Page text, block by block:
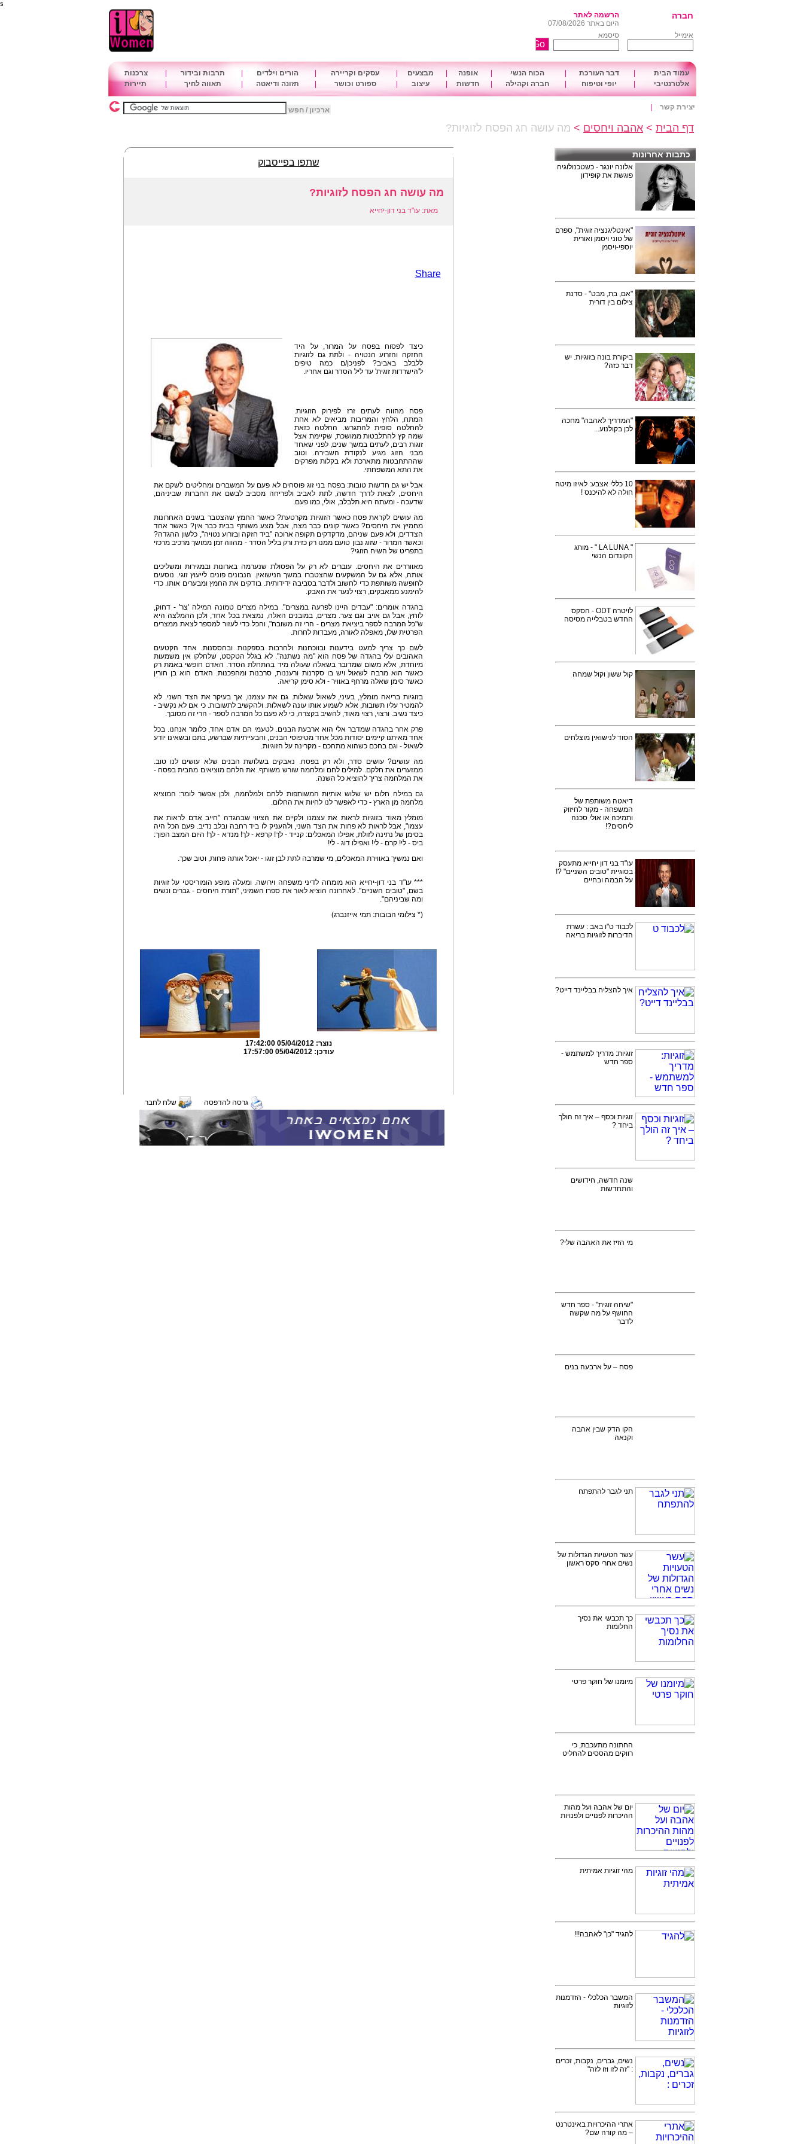
s
חברה
הרשמה לאתר
היום באתר 07/08/2026
אימייל
סיסמא
עמוד הבית דבר העורכת הכוח הנשי אופנה מבצעים עסקים וקריירה הורים וילדים תרבות ובידור
צרכנות
אלטרנטיבי
יופי וטיפוח חברה וקהילה חדשות עיצוב ספורט וכושר תזונה ודיאטה תאווה לחיך תיירות
יצירת קשר ארכיון / חפש
דף הבית > אהבה ויחסים > מה עושה חג הפסח לזוגיות?
כתבות אחרונות
אלונה יונגר - כשטכנולוגיה
פוגשת את קופידון
"אינטליגנציה זוגית", ספרם
של טוני ויסמן ואורית
יוספי-ויסמן
"אם, בת, מבט" - סדנת
צילום בין דורית
ביקורת בונה בזוגיות. יש
דבר כזה?
"המדריך לאהבה" מחכה
לכן בקולנוע...
10 כללי אצבע: לאיזו מיטה
חולה לא להיכנס !
" LA LUNA " - מותג
הקונדום הנשי
לויטרה ODT - הסקס
החדש בטבלייה מסיסה
קול ששון וקול שמחה
הסוד לנישואין מוצלחים
דיאטה משותפת של
המשפחה - מקור לחיזוק
ותמיכה או אולי סכנה
ליחסים?!
עו"ד בני דון יחייא מתעסק
בסוגיית "טובים השניים" ?!
על הבמה ובחיים
לכבוד ט"ו באב : עשרת
הדיברות לזוגיות בריאה
איך להצליח בבליינד דייט?
זוגיות: מדריך למשתמש -
ספר חדש
זוגיות וכסף – איך זה הולך
ביחד ?
שנה חדשה, חידושים
והתחדשות
מי הזיז את האהבה שלי?
"שיחה זוגית" - ספר חדש
החושף על מה שקשה
לדבר
פסח – על ארבעה בנים
הקו הדק שבין אהבה
וקנאה
תני לגבר להתפתח
עשר הטעויות הגדולות של
נשים אחרי סקס ראשון
כך תכבשי את נסיך
החלומות
מיומנו של חוקר פרטי
החתונה מתעכבת, כי
רווקים מהססים להחליט
יום של אהבה ועל מהות
ההיכרות לפנויים ולפנויות
מהי זוגיות אמיתית
להגיד "כן" לאהבה!!!
המשבר הכלכלי - הזדמנות
לזוגיות
נשים, גברים, נקבות, זכרים
: "זה לזו וזו לזה"
אתרי ההיכרויות באינטרנט
– מה קורה שם?
שתפו בפייסבוק
מה עושה חג הפסח לזוגיות?
מאת: עו"ד בני דון-יחייא
Share
כיצד לפסוח בפסח על המרור, על היד
החזקה והזרוע הנטויה - ולתת גם לזוגיות
ללבלב באביב? לפניכן/ם כמה טיפים
ל'הישרדות זוגית' עד ליל הסדר וגם אחריו.
פסח מהווה לעתים זרז לפירוק הזוגיות.
המתח, הלחץ והמריבות מביאים לא אחת
להחלטה סופית להתגרש. החלטה כזאת
שמה קץ להתלבטות ממושכת, שקיימת אצל
זוגות רבים, לעתים במשך שנים, לפני שאחד
מבני הזוג מגיע לנקודת השבירה. וטוב
שההתחבטות מתארכת ולא בקלות מפרקים
את התא המשפחתי.
אבל יש גם חדשות טובות: בפסח בני זוג פוסחים לא פעם על המשברים ומחליטים לשקם את
היחסים, לצאת לדרך חדשה, לתת לאביב ולפריחה מסביב לבשם את החברות שביניהם,
שדעכה - ומעתה היא תלבלב, אולי, כמו פעם.
מה עושים לקראת פסח כאשר הזוגיות מקרטעת? כאשר החמץ שהצטבר בשנים האחרונות
מחמיץ את היחסים? כאשר קונים כבר מצה, אבל מצע משותף בבית כבר אין? כאשר אחד
הצדדים, ולא פעם שניהם, מדקדקים תקופה ארוכה "ביד חזקה ובזרוע נטויה", כלשון ההגדה?
וכאשר המרור - שזוג נבון טועם ממנו רק כזית ורק בליל הסדר - מהווה זמן ממושך מרכיב מרכזי
בתפריט של השיח הזוגי?
מאווררים את היחסים. עוברים לא רק על הפסולת שנערמה בארונות ובמגירות ומשליכים
אותה, אלא גם על המשקעים שהצטברו במשך הנישואין. הנבונים פונים לייעוץ זוגי. נוסעים
לחופשה משותפת כדי לחשוב ולדבר בסביבה ידידותית. בודקים את החמץ ומבערים אותו. כדי
להימנע ממאבקים, רצוי לנער את האבק.
בהגדה אומרים: "עבדים היינו לפרעה במצרים". במילה מצרים טמונה המילה 'צר' - דחוק,
לוחץ, אבל גם אויב וגם צער. מצרים, במובנים האלה, נמצאת בכל אחד, ולכן ההמלצה היא
ש"כל המרבה לספר ביציאת מצרים - הרי זה משובח", והכל כדי לעזור למספר לצאת ממצרים
הפרטית שלו, מאפלה לאורה, מעבדות לחרות.
לשם כך צריך למעט בידענות ובווכחנות ולהרבות בספקנות ובהססנות. אחד הקטעים
האהובים עלי בהגדה של פסח הוא "מה נשתנה". לא בגלל הטקסט, שלחלקו אין משמעות
מיוחדת, אלא משום שמדובר בשאלה שעולה מיד בהתחלת הסדר. האדם חופשי באמת רק
כאשר הוא מרבה לשאול ויש בו סקרנות ורעננות, סרבנות ומהפכנות. האדם הוא בן חורין
כאשר סימן שאלה מרחף באוויר - ולא סימן קריאה.
בזוגיות בריאה מומלץ, בעיני, לשאול שאלות. גם את עצמנו, אך בעיקר את הצד השני. לא
להמטיר עליו תשובות, אלא לשמוע אותו עונה לשאלות. ולהקשיב לתשובות. כי אם לא נקשיב -
כיצד נשיב. ורצוי, רצוי מאוד, להשיב בקצרה, כי לא פעם כל המרבה לספר - הרי זה מסובך.
פרק אחר בהגדה שמדבר אלי הוא ארבעת הבנים. לטעמי הם אדם אחד, כלומר אנחנו. בכל
אחד מאיתנו קיימים יסודות מכל אחד מטיפוסי הבנים, והבעייתיות שברשע, בתם ובשאינו יודע
לשאול - וגם בחכם כשהוא מתחכם - מקרינה על הזוגיות.
מה עושים? עושים סדר, ולא רק בפסח. נאבקים בשלושת הבנים שלא עושים לנו טוב.
ממזערים את חלקם. למילים לחם ומלחמה שורש משותף. את הלחם מוציאים מהבית בפסח -
את המלחמה צריך להוציא כל השנה.
גם במילה חלום יש שלוש אותיות המשותפות ללחם ולמלחמה, ולכן אפשר לומר: המוציא
מלחמה מן הארץ - כדי לאפשר לנו לחיות את החלום.
מומלץ מאוד בזוגיות לראות את עצמנו ולקיים את הציווי שבהגדה "חייב אדם לראות את
עצמו", אבל לראות לא פחות את הצד השני, ולהעניק לו ביד רחבה ובלב נדיב. פעם הכל היה
בסימן של נתינה לזולת, אפילו המאכלים: קנייד - לך! קרפא - לך! מנדא - לך! היום המצב הפוך:
ביס - לי! קרם - לי! ואפילו דוג - לי!
ואם נמשיך באווירת המאכלים, מי שמרבה לתת לבן זוגו - יאכל אותה פחות, וטוב שכך.
*** עו"ד בני דון-יחייא הוא מומחה לדיני משפחה וירושה. ומעלה מופע הומוריסטי על זוגיות
בשם, "טובים השניים". לאחרונה הוציא לאור את ספרו השמיני, "תורת היחסים - גברים ונשים
ומה שביניהם".
(* צילומי הבובות: תמי אייזנברג)
נוצר:05/04/2012 17:42:00
עודכן:05/04/2012 17:57:00
גרסה להדפסה שלח לחבר